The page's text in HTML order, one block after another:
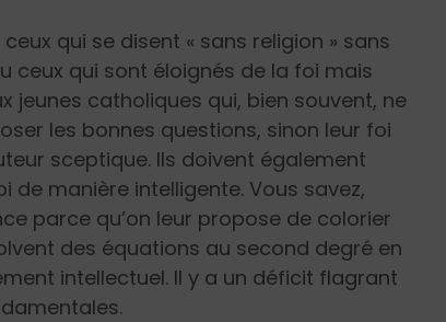
qui se disent « sans religion » sans
ceux qui sont éloignés de la foi mais
jeunes catholiques qui, bien souvent, ne
les bonnes questions, sinon leur foi
sceptique. Ils doivent également
manière intelligente. Vous savez,
parce qu’on leur propose de colorier
des équations au second degré en
intellectuel. Il y a un déficit flagrant